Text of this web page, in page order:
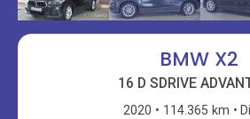
BMW X2
16 D SDRIVE
2020 114.365 km